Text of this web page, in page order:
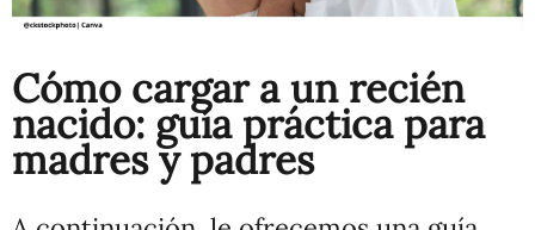
Cómo cargar a un recién
nacido: guía práctica para
madres y padres